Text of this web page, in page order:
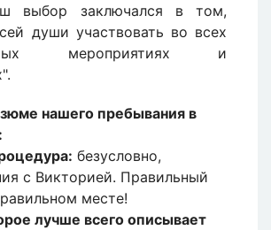
выбор заключался в том,
души участвовать во всех
мероприятиях и
нашего пребывания в
безусловно,
с Викторией. Правильный
месте!
лучше всего описывает